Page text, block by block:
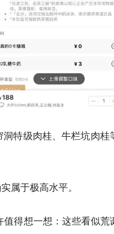
特级肉桂、牛栏坑肉桂
属于极高水平。
得想一想： 这些看似荒